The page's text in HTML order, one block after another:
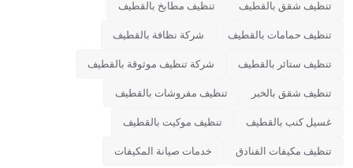
تنظيف شقق بالقطيف تنظيف مطابخ بالقطيف
تنظيف حمامات بالقطيف شركة نظافة بالقطيف
تنظيف ستائر بالقطيف شركة تنظيف موثوقة بالقطيف
تنظيف شقق بالخبر تنظيف مفروشات بالقطيف
غسيل كنب بالقطيف تنظيف موكيت بالقطيف
تنظيف مكيفات الفنادق خدمات صيانة المكيفات